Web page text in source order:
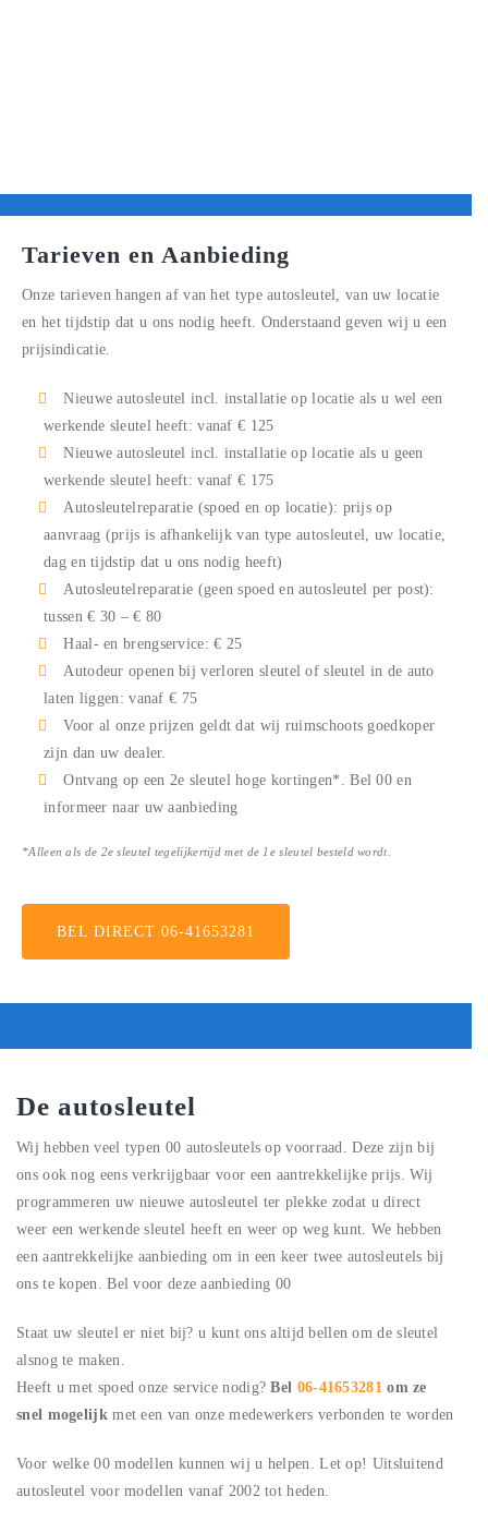
Tarieven en Aanbieding
Onze tarieven hangen af van het type autosleutel, van uw locatie
en het tijdstip dat u ons nodig heeft. Onderstaand geven wij u een
prijsindicatie.
Nieuwe autosleutel incl. installatie op locatie als u wel een
werkende sleutel heeft: vanaf € 125
Nieuwe autosleutel incl. installatie op locatie als u geen
werkende sleutel heeft: vanaf € 175
Autosleutelreparatie (spoed en op locatie): prijs op
aanvraag (prijs is afhankelijk van type autosleutel, uw locatie,
dag en tijdstip dat u ons nodig heeft)
Autosleutelreparatie (geen spoed en autosleutel per post):
tussen € 30 – € 80
Haal- en brengservice: € 25
Autodeur openen bij verloren sleutel of sleutel in de auto
laten liggen: vanaf € 75
Voor al onze prijzen geldt dat wij ruimschoots goedkoper
zijn dan uw dealer.
Ontvang op een 2e sleutel hoge kortingen*. Bel00 en
informeer naar uw aanbieding
*Alleen als de 2e sleutel tegelijkertijd met de 1e sleutel besteld wordt.
BEL DIRECT 06-41653281
De autosleutel
Wij hebben veel typen 00 autosleutels op voorraad. Deze zijn bij
ons ook nog eens verkrijgbaar voor een aantrekkelijke prijs. Wij
programmeren uw nieuwe autosleutel ter plekke zodat u direct
weer een werkende sleutel heeft en weer op weg kunt. We hebben
een aantrekkelijke aanbieding om in een keer twee autosleutels bij
ons te kopen. Bel voor deze aanbieding 00
Staat uw sleutel er niet bij? u kunt ons altijd bellen om de sleutel
alsnog te maken.
Heeft u met spoed onze service nodig?Bel 06-41653281om ze
snel mogelijkmet een van onze medewerkers verbonden te worden
Voor welke00modellen kunnen wij u helpen. Let op! Uitsluitend
autosleutel voor modellen vanaf 2002 tot heden.